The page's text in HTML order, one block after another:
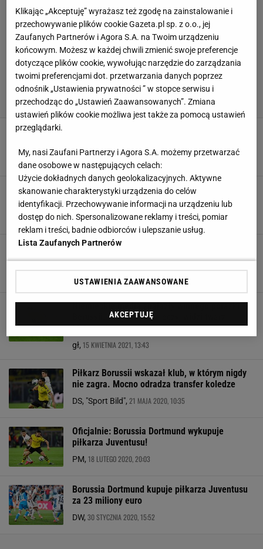
Konrad Ferszter, 12 CZERWCA 2024, 15:21
Piłka leciała, leciała, aż wpadła do bramki.
Kuriozalny gol z połowy [WIDEO]
Arkadiusz Bogucki, 8 LUTEGO 2023, 23:08
Dopiero po trzech latach ujawnił, że przeszedł
pilną operację. "Miałem guza"
Niemieckie media znalazły winnego porażki
Borussii. "Gdy zamknie oczy, widzi twarz
Mahreza"
gł, 15 KWIETNIA 2021, 13:43
Piłkarz Borussii wskazał klub, w którym nigdy
nie zagra. Mocno odradza transfer koledze
DS, "Sport Bild", 21 MAJA 2020, 10:35
Oficjalnie: Borussia Dortmund wykupuje
piłkarza Juventusu!
PM, 18 LUTEGO 2020, 20:03
Borussia Dortmund kupuje piłkarza Juventusu
za 23 miliony euro
DW, 30 STYCZNIA 2020, 15:52
Klikając „Akceptuję” wyrażasz też zgodę na zainstalowanie i
przechowywanie plików cookie Gazeta.pl sp. z o.o., jej
Zaufanych Partnerów i Agora S.A. na Twoim urządzeniu
końcowym. Możesz w każdej chwili zmienić swoje preferencje
dotyczące plików cookie, wywołując narzędzie do zarządzania
twoimi preferencjami dot. przetwarzania danych poprzez
odnośnik „Ustawienia prywatności ” w stopce serwisu i
przechodząc do „Ustawień Zaawansowanych”. Zmiana
ustawień plików cookie możliwa jest także za pomocą ustawień
przeglądarki.
My, nasi Zaufani Partnerzy i Agora S.A. możemy przetwarzać
dane osobowe w następujących celach:
Użycie dokładnych danych geolokalizacyjnych. Aktywne
skanowanie charakterystyki urządzenia do celów
identyfikacji. Przechowywanie informacji na urządzeniu lub
dostęp do nich. Spersonalizowane reklamy i treści, pomiar
reklam i treści, badnie odbiorców i ulepszanie usług.
Lista Zaufanych Partnerów
USTAWIENIA ZAAWANSOWANE
AKCEPTUJĘ